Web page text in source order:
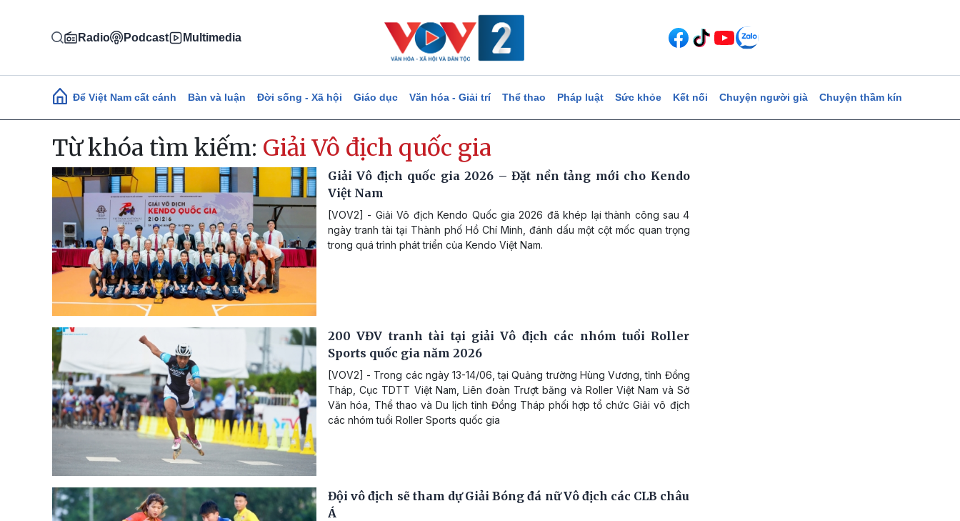
Radio Podcast Multimedia
Main navigation
Để Việt Nam cất cánh Bàn và luận Đời sống - Xã hội Giáo dục Văn hóa - Giải trí Thể thao Pháp luật Sức khỏe Kết nối Chuyện người già Chuyện thầm kín
Từ khóa tìm kiếm: Giải Vô địch quốc gia
Giải Vô địch quốc gia 2026 – Đặt nền tảng mới cho Kendo
Việt Nam
[VOV2] - Giải Vô địch Kendo Quốc gia 2026 đã khép lại thành công sau 4
ngày tranh tài tại Thành phố Hồ Chí Minh, đánh dấu một cột mốc quan trọng
trong quá trình phát triển của Kendo Việt Nam.
200 VĐV tranh tài tại giải Vô địch các nhóm tuổi Roller
Sports quốc gia năm 2026
[VOV2] - Trong các ngày 13-14/06, tại Quảng trường Hùng Vương, tỉnh Đồng
Tháp, Cục TDTT Việt Nam, Liên đoàn Trượt băng và Roller Việt Nam và Sở
Văn hóa, Thể thao và Du lịch tỉnh Đồng Tháp phối hợp tổ chức Giải vô địch
các nhóm tuổi Roller Sports quốc gia
Đội vô địch sẽ tham dự Giải Bóng đá nữ Vô địch các CLB châu
Á